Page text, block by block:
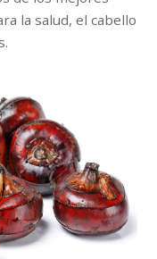
la salud, el cabello